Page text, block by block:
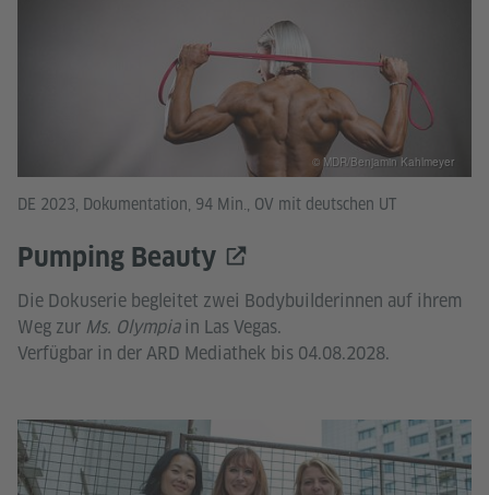
DE 2023, Dokumentation, 94 Min., OV mit deutschen UT
Pumping Beauty
Die Dokuserie begleitet zwei Bodybuilderinnen auf ihrem
Weg zur Ms. Olympiain Las Vegas.
Verfügbar in der ARD Mediathek bis 04.08.2028.
© MDR/Benjamin Kahlmeyer